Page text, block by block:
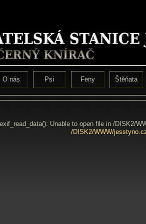
O nás Psi Feny Štěňata
Unable to open file in /DISK2/
/DISK2/WWW/